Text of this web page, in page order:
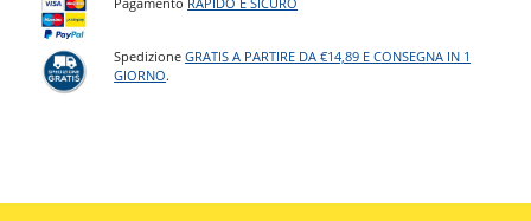
SpedizioneGRATIS A PARTIRE DA €14,89 E CONSEGNA IN 1
GIORNO.